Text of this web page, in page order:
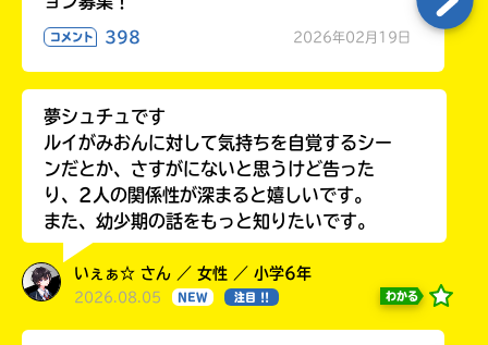
コメント 398 2026年02月19日
夢シュチュです
ルイがみおんに対して気持ちを自覚するシー
ンだとか、さすがにないと思うけど告った
り、2人の関係性が深まると嬉しいです。
また、幼少期の話をもっと知りたいです。
いぇぁ☆ さん ／ 女性 ／ 小学6年
2026.08.05 NEW 注目 !! わかる